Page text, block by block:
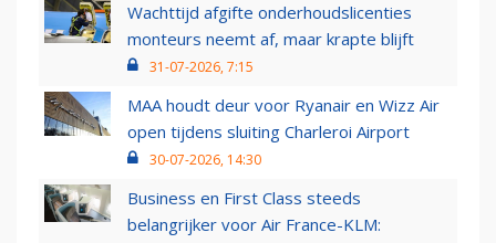
Wachttijd afgifte onderhoudslicenties
monteurs neemt af, maar krapte blijft
31-07-2026, 7:15
MAA houdt deur voor Ryanair en Wizz Air
open tijdens sluiting Charleroi Airport
30-07-2026, 14:30
Business en First Class steeds
belangrijker voor Air France-KLM: